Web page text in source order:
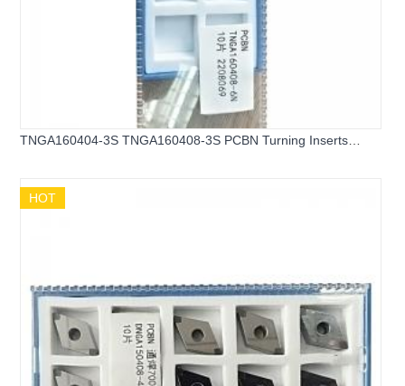
TNGA160404-3S TNGA160408-3S PCBN Turning Inserts
HOT